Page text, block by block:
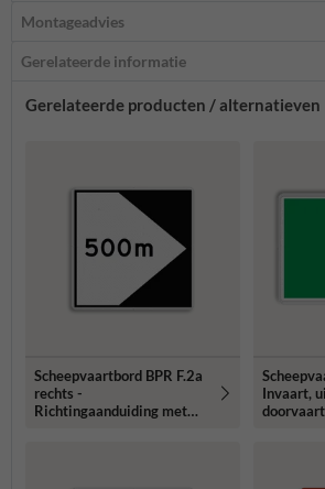
Montageadvies
Gerelateerde informatie
Gerelateerde producten / alternatieven
Scheepvaartbord BPR F.2a
rechts -
Richtingaanduiding met
Invaart,